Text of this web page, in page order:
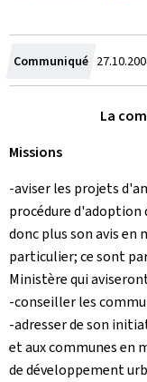
Communiqué Crée
le
La
Missions
-aviser les projets
procédure d'adoption
donc plus son avis
particulier; ce sont
Ministère qui
-conseiller les
-adresser de son
et aux communes en
de développement